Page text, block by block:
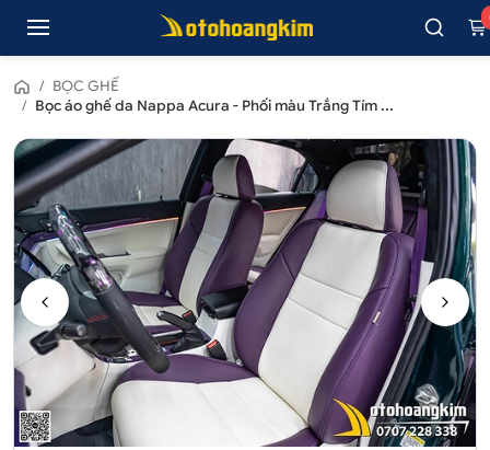
/ BỌC GHẾ
/ Bọc áo ghế da Nappa Acura - Phối màu Trắng Tím ...